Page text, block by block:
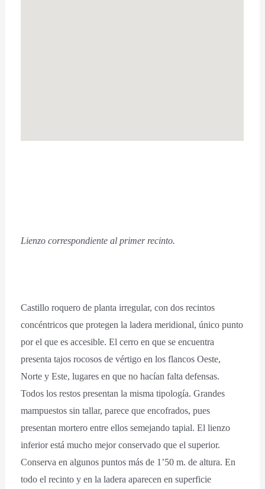
Lienzo correspondiente al primer recinto.
Castillo roquero de planta irregular, con dos recintos
concéntricos que protegen la ladera meridional, único punto
por el que es accesible. El cerro en que se encuentra
presenta tajos rocosos de vértigo en los flancos Oeste,
Norte y Este, lugares en que no hacían falta defensas.
Todos los restos presentan la misma tipología. Grandes
mampuestos sin tallar, parece que encofrados, pues
presentan mortero entre ellos semejando tapial. El lienzo
inferior está mucho mejor conservado que el superior.
Conserva en algunos puntos más de 1’50 m. de altura. En
todo el recinto y en la ladera aparecen en superficie